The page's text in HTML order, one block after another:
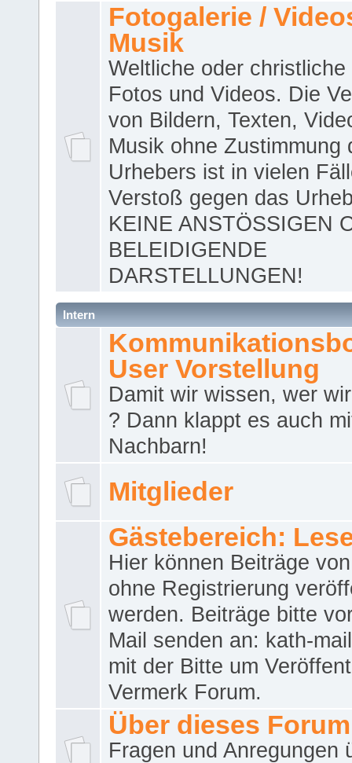
Fotogalerie /
Musik
Weltliche oder christliche
Fotos und Videos. Die
von Bildern, Texten,
Musik ohne Zustimmung
Urhebers ist in vielen
Verstoß gegen das
KEINE ANSTÖSSIGEN
BELEIDIGENDE
DARSTELLUNGEN!
Intern
User Vorstellung
Damit wir wissen, wer
? Dann klappt es auch
Nachbarn!
Mitglieder
Gästebereich:
Hier können Beiträge
ohne Registrierung
werden. Beiträge bitte
Mail senden an: kath-
mit der Bitte um
Vermerk Forum.
Über dieses Forum
Fragen und Anregungen